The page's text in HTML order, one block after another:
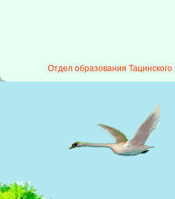
Отдел образования